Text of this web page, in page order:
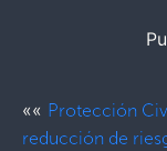
«« Protección
reducción de